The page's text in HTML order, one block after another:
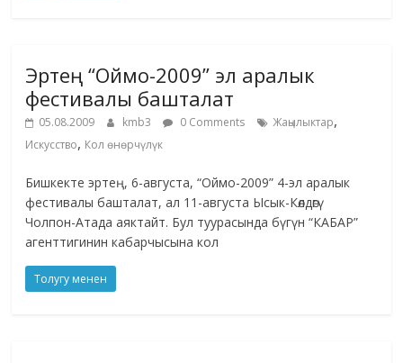
Эртең “Оймо-2009” эл аралык
фестивалы башталат
05.08.2009 kmb3 0 Comments Жаңылыктар,
Искусство, Кол өнөрчүлүк
Бишкекте эртең, 6-августа, “Оймо-2009” 4-эл аралык
фестивалы башталат, ал 11-августа Ысык-Көлдөгү
Чолпон-Атада аяктайт. Бул туурасында бүгүн “КАБАР”
агенттигинин кабарчысына кол
Толугу менен